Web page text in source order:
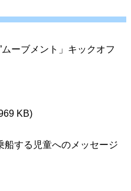
ムーブメント」キックオフ
KB)
船する児童へのメッセージ